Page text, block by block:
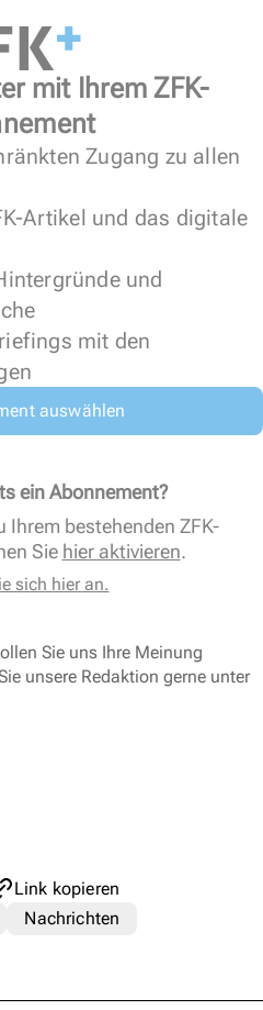
mit Ihrem ZFK-
Zugang zu allen
Artikel und das digitale
und
mit den
auswählen
ein Abonnement?
Ihrem bestehenden ZFK-
Sie hier aktivieren.
sich hier an.
Sie uns Ihre Meinung
unsere Redaktion gerne unter
Link kopieren
Nachrichten